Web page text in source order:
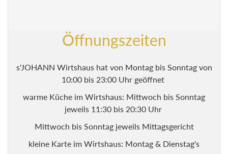
Öffnungszeiten
s'JOHANN Wirtshaus hat von Montag bis Sonntag von
10:00 bis 23:00 Uhr geöffnet
warme Küche im Wirtshaus: Mittwoch bis Sonntag
jeweils 11:30 bis 20:30 Uhr
Mittwoch bis Sonntag jeweils Mittagsgericht
kleine Karte im Wirtshaus: Montag & Dienstag's